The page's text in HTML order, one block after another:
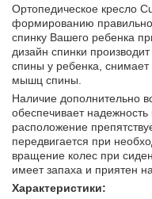
Ортопедическое кресло
формированию
спинку Вашего ребенка
дизайн спинки
спины у ребенка,
мышц спины.
Наличие дополнительно
обеспечивает надежность
расположение
передвигается при
вращение колес при
имеет запаха и приятен
Характеристики: